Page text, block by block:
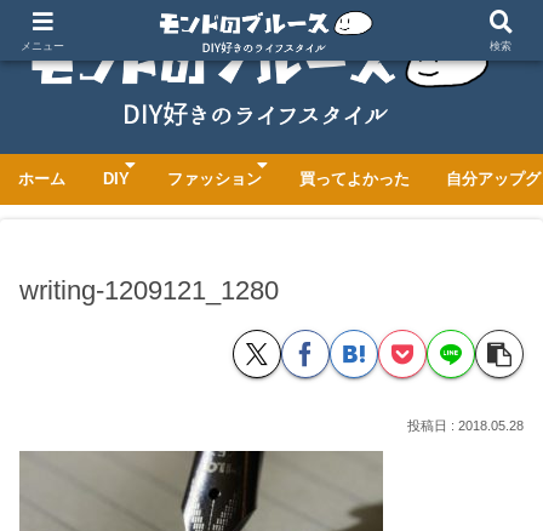
ホーム DIY ファッション 買ってよかった 自分アップ
writing-1209121_1280
2018.05.28
メニュー 検索